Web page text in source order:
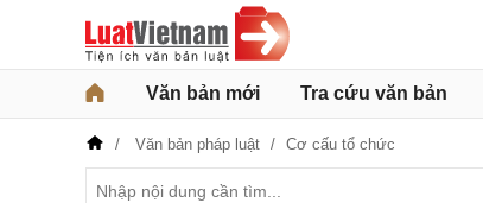
Văn bản mới Tra cứu văn bản
Văn bản pháp luật Cơ cấu tổ chức